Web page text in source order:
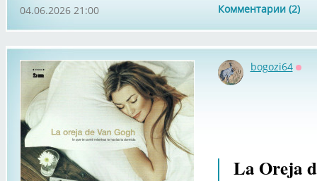
Комментарии (2)
04.06.2026 21:00
bogozi64
La Oreja